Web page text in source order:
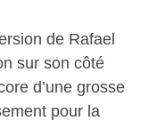
de Rafael
sur son côté
d’une grosse
pour la